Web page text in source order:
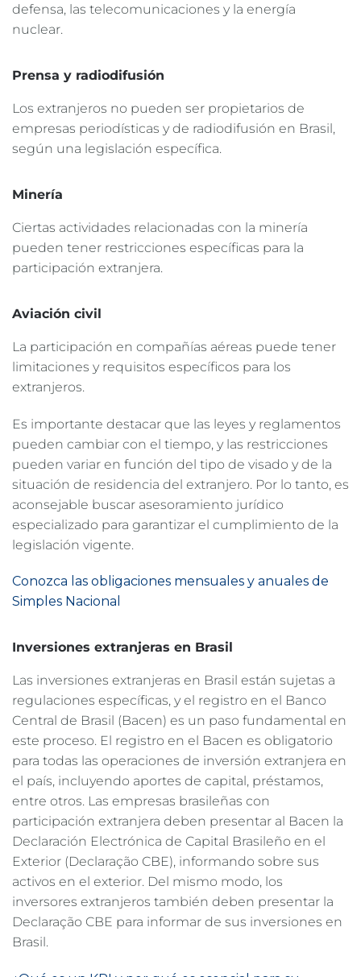
defensa, las telecomunicaciones y la energía
nuclear.
Prensa y radiodifusión
Los extranjeros no pueden ser propietarios de
empresas periodísticas y de radiodifusión en Brasil,
según una legislación específica.
Minería
Ciertas actividades relacionadas con la minería
pueden tener restricciones específicas para la
participación extranjera.
Aviación civil
La participación en compañías aéreas puede tener
limitaciones y requisitos específicos para los
extranjeros.
Es importante destacar que las leyes y reglamentos
pueden cambiar con el tiempo, y las restricciones
pueden variar en función del tipo de visado y de la
situación de residencia del extranjero. Por lo tanto, es
aconsejable buscar asesoramiento jurídico
especializado para garantizar el cumplimiento de la
legislación vigente.
Conozca las obligaciones mensuales y anuales de
Simples Nacional
Inversiones extranjeras en Brasil
Las inversiones extranjeras en Brasil están sujetas a
regulaciones específicas, y el registro en el Banco
Central de Brasil (Bacen) es un paso fundamental en
este proceso. El registro en el Bacen es obligatorio
para todas las operaciones de inversión extranjera en
el país, incluyendo aportes de capital, préstamos,
entre otros. Las empresas brasileñas con
participación extranjera deben presentar al Bacen la
Declaración Electrónica de Capital Brasileño en el
Exterior (Declaração CBE), informando sobre sus
activos en el exterior. Del mismo modo, los
inversores extranjeros también deben presentar la
Declaração CBE para informar de sus inversiones en
Brasil.